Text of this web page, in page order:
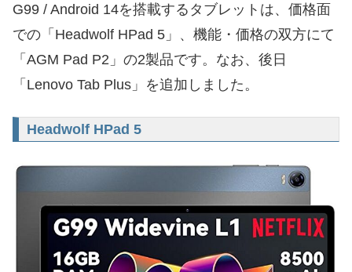
G99 / Android 14を搭載するタブレットは、価格面
での「Headwolf HPad 5」、機能・価格の双方にて
「AGM Pad P2」の2製品です。なお、後日
「Lenovo Tab Plus」を追加しました。
Headwolf HPad 5